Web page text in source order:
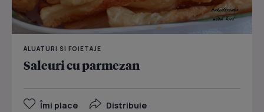
ALUATURI SI FOIETAJE
Saleuri cu parmezan
Îmi place Distribuie